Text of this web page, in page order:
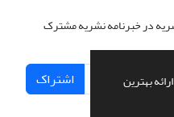
بهترین
در خبرنامه نشریه مشترک
اشتراک